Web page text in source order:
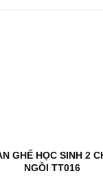
GHẾ HỌC SINH 2
NGỒI TT016